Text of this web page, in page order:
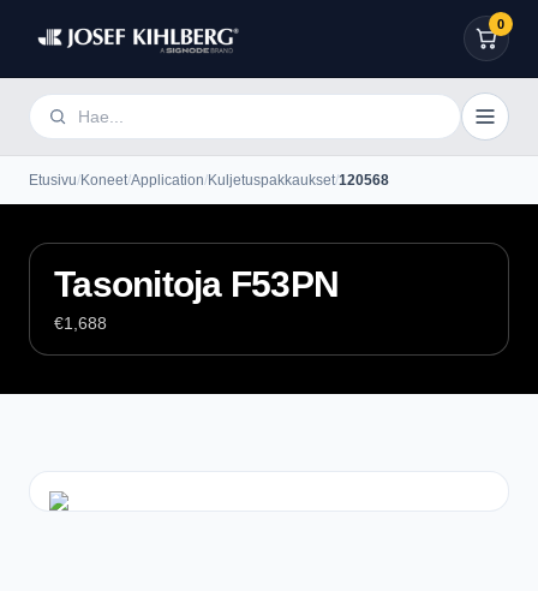
0
Etusivu/Koneet/Application/Kuljetuspakkaukset/120568
Tasonitoja F53PN
€1,688